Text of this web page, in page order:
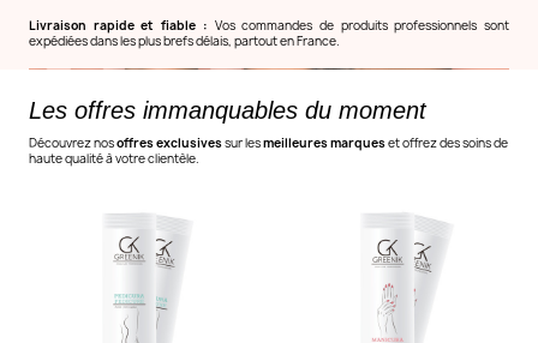
Livraison rapide et fiable : Vos commandes de produits professionnels sont
expédiées dans les plus brefs délais, partout en France.
Les offres immanquables du moment
Découvrez nosoffres exclusivessur lesmeilleures marqueset offrez des soins de
haute qualité à votre clientèle.